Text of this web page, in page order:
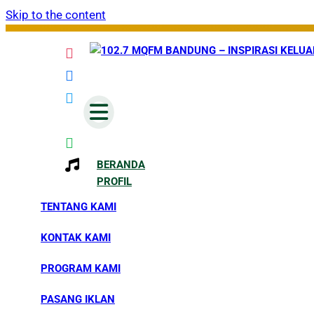
Skip to the content
102.7 MQFM Bandung – Inspirasi
Inspirasi Keluarga Indonesia
BERANDA
PROFIL
TENTANG KAMI
KONTAK KAMI
PROGRAM KAMI
PASANG IKLAN